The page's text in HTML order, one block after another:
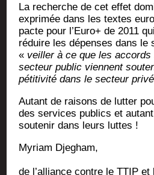
La recherche de cet effet
expri­mée dans les textes
pacte pour l’Euro+ de 2011
réduire les dépenses dans le
« veiller à ce que les
sec­teur public viennent
pé­ti­ti­vi­té dans le sec­teur pri­vé
Autant de rai­sons de lut­ter
des ser­vices publics et
sou­te­nir dans leurs luttes !
Myriam Dje­gham,
de l’alliance contre le TTIP et